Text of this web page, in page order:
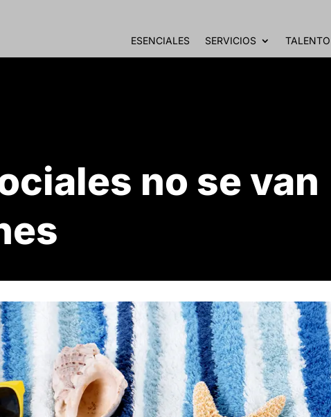
ESENCIALES SERVICIOS TALENTO
no se van